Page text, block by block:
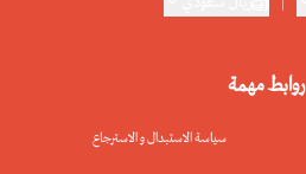
روابط مهمة
سياسة الاستبدال و الاسترجاع